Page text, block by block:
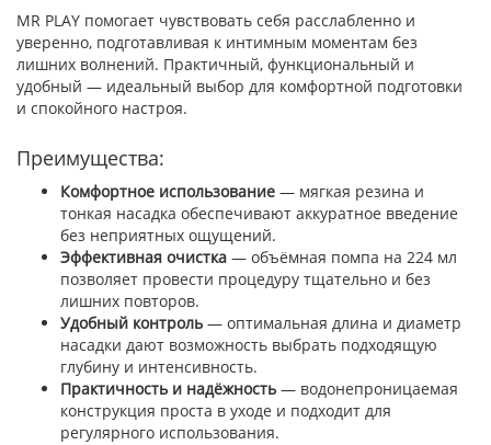
MR PLAY помогает чувствовать себя расслабленно и
уверенно, подготавливая к интимным моментам без
лишних волнений. Практичный, функциональный и
удобный — идеальный выбор для комфортной подготовки
и спокойного настроя.
Преимущества:
Комфортное использование — мягкая резина и
тонкая насадка обеспечивают аккуратное введение
без неприятных ощущений.
Эффективная очистка — объёмная помпа на 224 мл
позволяет провести процедуру тщательно и без
лишних повторов.
Удобный контроль — оптимальная длина и диаметр
насадки дают возможность выбрать подходящую
глубину и интенсивность.
Практичность и надёжность — водонепроницаемая
конструкция проста в уходе и подходит для
регулярного использования.